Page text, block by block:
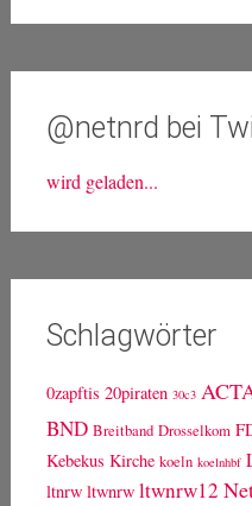
@netnrd bei
wird geladen...
Schlagwörter
0zapftis 20piraten 30c3
BND Breitband Drosselkom
Kebekus Kirche koeln koelnhbf
ltnrw ltwnrw ltwnrw12